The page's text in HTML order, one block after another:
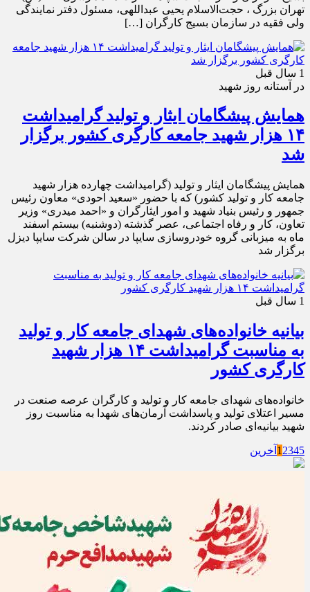
تهران بزرگ ، حجت‌الاسلام یحیی عبداللهی، مسئول دفتر نمایندگی
ولی فقیه در سازمان بسیج کارگران […]
1 سال قبل
در آستانه روز شهید
همایش پیشگامان ایثار و تولید گرامیداشت
۱۴ هزار شهید جامعه کارگری کشور برگزار
شد
همایش پیشگامان ایثار و تولید (گرامیداشت چهارده هزار شهید
جامعه کار و تولید کشور) که با حضور «سعید احودی» معاون رئیس
جمهور و رئیس بنیاد شهید و امور ایثارگران و «احمد میدری» وزیر
تعاون، کار و رفاه اجتماعی، عصر گذشته (دوشنبه) بیستم اسفند
ماه به میزبانی گروه خودروسازی سایپا در سالن شرکت سایپا دیزل
برگزار شد
1 سال قبل
بیانیه خانواده‌های شهدای جامعه کار و تولید
به مناسبت گرامیداشت ۱۴ هزار شهید
کارگری کشور
خانواده‌های شهدای جامعه کار و تولید و کارگران عرصه صنعت در
مسیر اعتلای تولید و پاسداشت آرمان‌های شهدا به مناسبت روز
شهید بیانیه‌ای صادر کردند.
1 2345 آخرین